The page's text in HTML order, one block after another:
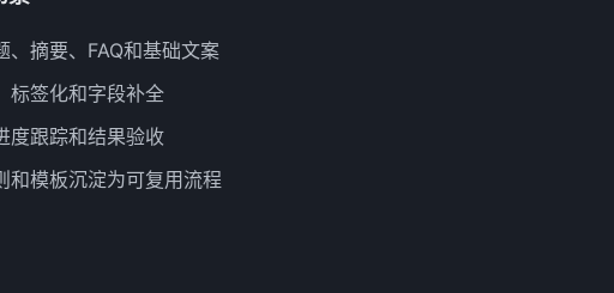
、摘要、FAQ和基础文案
标签化和字段补全
度跟踪和结果验收
和模板沉淀为可复用流程